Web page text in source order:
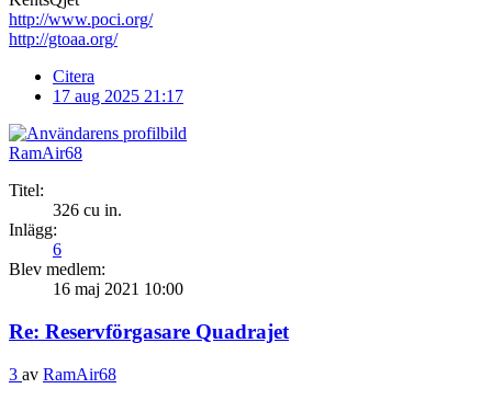
http://www.poci.org/
http://gtoaa.org/
Citera
17 aug 2025 21:17
RamAir68
Titel:
326 cu in.
Inlägg:
6
Blev medlem:
16 maj 2021 10:00
Re: Reservförgasare Quadrajet
3 av RamAir68